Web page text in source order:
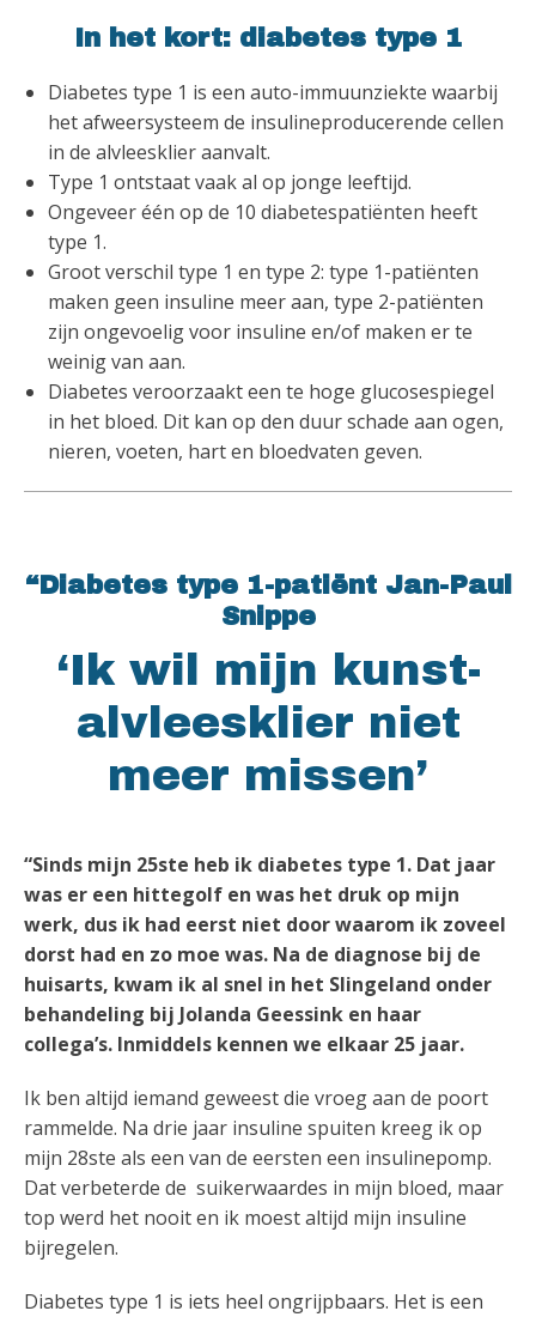
In het kort: diabetes type 1
Diabetes type 1 is een auto-immuunziekte waarbij
het afweersysteem de insulineproducerende cellen
in de alvleesklier aanvalt.
Type 1 ontstaat vaak al op jonge leeftijd.
Ongeveer één op de 10 diabetespatiënten heeft
type 1.
Groot verschil type 1 en type 2: type 1-patiënten
maken geen insuline meer aan, type 2-patiënten
zijn ongevoelig voor insuline en/of maken er te
weinig van aan.
Diabetes veroorzaakt een te hoge glucosespiegel
in het bloed. Dit kan op den duur schade aan ogen,
nieren, voeten, hart en bloedvaten geven.
“Diabetes type 1-patiënt Jan-Paul
Snippe
‘Ik wil mijn kunst-
alvleesklier niet
meer missen’
“Sinds mijn 25ste heb ik diabetes type 1. Dat jaar
was er een hittegolf en was het druk op mijn
werk, dus ik had eerst niet door waarom ik zoveel
dorst had en zo moe was. Na de diagnose bij de
huisarts, kwam ik al snel in het Slingeland onder
behandeling bij Jolanda Geessink en haar
collega’s. Inmiddels kennen we elkaar 25 jaar.
Ik ben altijd iemand geweest die vroeg aan de poort
rammelde. Na drie jaar insuline spuiten kreeg ik op
mijn 28ste als een van de eersten een insulinepomp.
Dat verbeterde de suikerwaardes in mijn bloed, maar
top werd het nooit en ik moest altijd mijn insuline
bijregelen.
Diabetes type 1 is iets heel ongrijpbaars. Het is een